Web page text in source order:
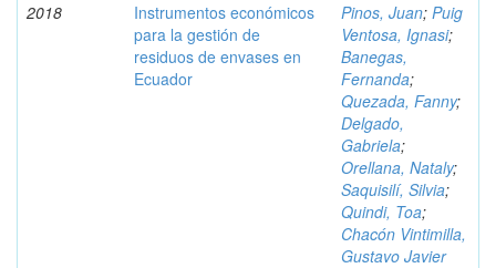
2018
Instrumentos económicos
para la gestión de
residuos de envases en
Ecuador
Pinos, Juan; Puig
Ventosa, Ignasi;
Banegas,
Fernanda;
Quezada, Fanny;
Delgado,
Gabriela;
Orellana, Nataly;
Saquisilí, Silvia;
Quindi, Toa;
Chacón Vintimilla,
Gustavo Javier